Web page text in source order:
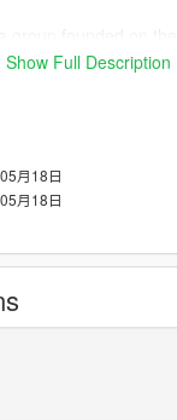
gear and weapons
to the location
> -weapons.rpf
ytd & ydr files from
weapons.rpf
Show Full Description
月18日
月18日